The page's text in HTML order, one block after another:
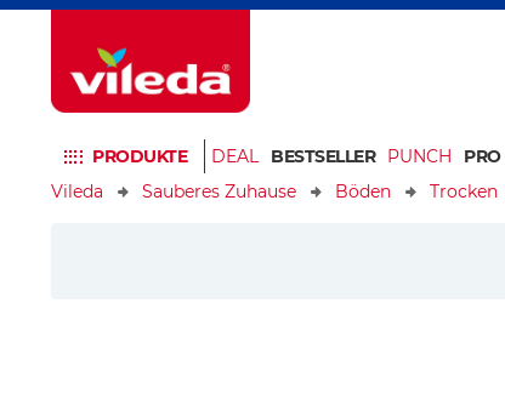
PRODUKTE DEAL BESTSELLER PUNCH
Vileda
Sauberes Zuhause Böden Trocken